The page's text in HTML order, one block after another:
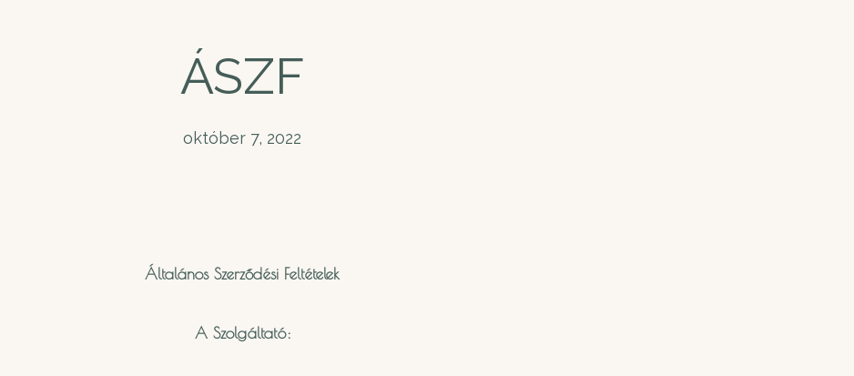
ÁSZF
október 7, 2022
Általános Szerződési Feltételek
A Szolgáltató: